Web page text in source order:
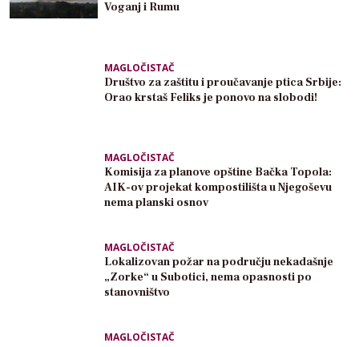
Voganj i Rumu
MAGLOČISTAČ
Društvo za zaštitu i proučavanje ptica Srbije:
Orao krstaš Feliks je ponovo na slobodi!
MAGLOČISTAČ
Komisija za planove opštine Bačka Topola:
AIK-ov projekat kompostilišta u Njegoševu
nema planski osnov
MAGLOČISTAČ
Lokalizovan požar na području nekadašnje
„Zorke“ u Subotici, nema opasnosti po
stanovništvo
MAGLOČISTAČ